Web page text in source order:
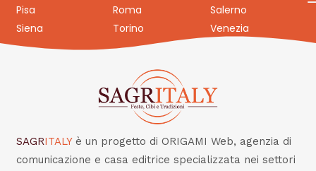
Pisa
Roma
Salerno
Siena
Torino Venezia
SAGRITALY è un progetto di ORIGAMI Web, agenzia di
comunicazione e casa editrice specializzata nei settori